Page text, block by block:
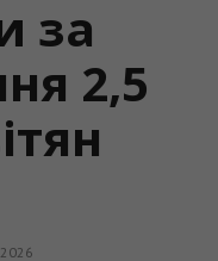
за
2,5